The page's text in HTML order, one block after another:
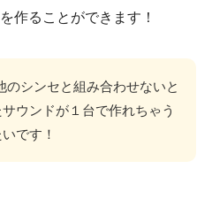
作ることができます！
のシンセと組み合わせないと
ウンドが１台で作れちゃう
です！